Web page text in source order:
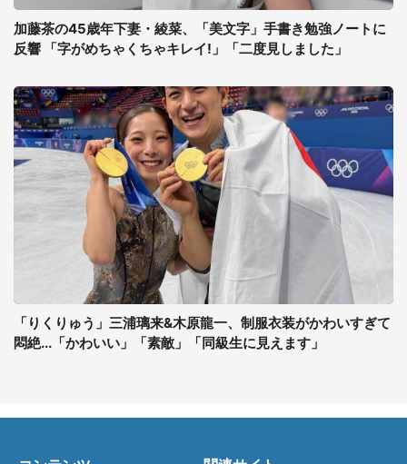
加藤茶の45歳年下妻・綾菜、「美文字」手書き勉強ノートに
反響 「字がめちゃくちゃキレイ!」「二度見しました」
「りくりゅう」三浦璃来&木原龍一、制服衣装がかわいすぎて
悶絶...「かわいい」「素敵」「同級生に見えます」